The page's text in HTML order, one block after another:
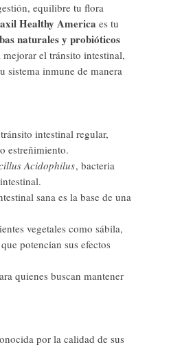
equilibre tu flora
Healthy America es tu
naturales y probióticos
el tránsito intestinal,
sistema inmune de manera
intestinal regular,
estreñimiento.
Acidophilus, bacteria
sana es la base de una
vegetales como sábila,
potencian sus efectos
quienes buscan mantener
por la calidad de sus